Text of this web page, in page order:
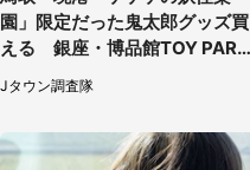
園」限定だった鬼太郎グッズ買
える 銀座・博品館TOY PARK
へ急げ【8／8～31】
Jタウン調査隊